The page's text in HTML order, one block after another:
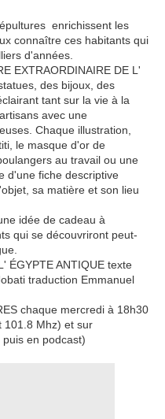
enrichissent les
connaître ces habitants qui
d'années.
EXTRAORDINAIRE DE L'
des bijoux, des
tant sur la vie à la
avec une
Chaque illustration,
le masque d'or de
au travail ou une
d'une fiche descriptive
sa matière et son lieu
idée de cadeau à
qui se découvriront peut-
ÉGYPTE ANTIQUE texte
traduction Emmanuel
chaque mercredi à 18h30
101.8 Mhz) et sur
en podcast)